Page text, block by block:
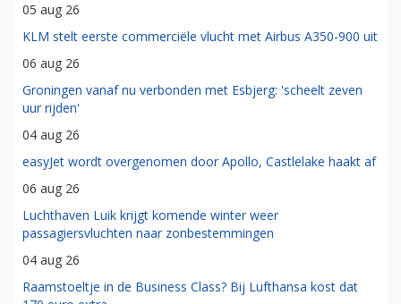
05 aug 26
KLM stelt eerste commerciële vlucht met Airbus A350-900 uit
06 aug 26
Groningen vanaf nu verbonden met Esbjerg: 'scheelt zeven
uur rijden'
04 aug 26
easyJet wordt overgenomen door Apollo, Castlelake haakt af
06 aug 26
Luchthaven Luik krijgt komende winter weer
passagiersvluchten naar zonbestemmingen
04 aug 26
Raamstoeltje in de Business Class? Bij Lufthansa kost dat